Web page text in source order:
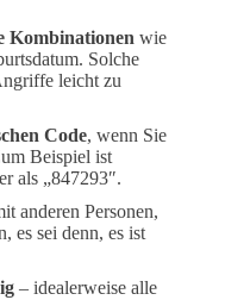
Kombinationen wie
Solche
leicht zu
Code, wenn Sie
Beispiel ist
als „847293″.
anderen Personen,
es sei denn, es ist
– idealerweise alle